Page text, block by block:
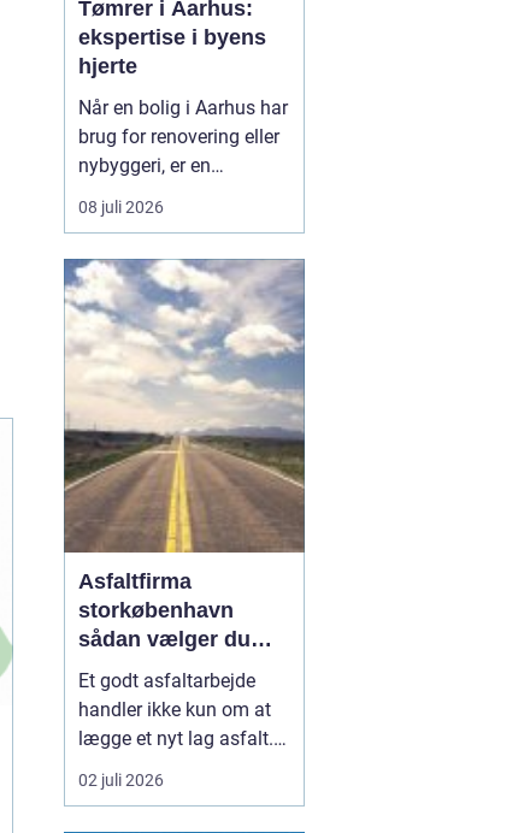
Tømrer i Aarhus:
ekspertise i byens
hjerte
Når en bolig i Aarhus har
brug for renovering eller
nybyggeri, er en
kompetent tømrer
uundværlig. Aarhus'
kræver erfarne fagfolk,
der kan håndtere alt fra
tagkonstruktioner til
specialiserede tr&ael...
08 juli 2026
Asfaltfirma
storkøbenhavn
sådan vælger du
den rette
samarbejdspartner
Et godt asfaltarbejde
handler ikke kun om at
lægge et nyt lag asfalt.
Det handler også om
planlægning, tidsfrister,
02 juli 2026